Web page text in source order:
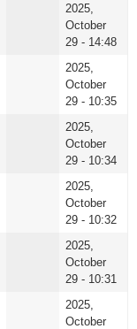
2025,
October
29 - 14:48
2025,
October
29 - 10:35
2025,
October
29 - 10:34
2025,
October
29 - 10:32
2025,
October
29 - 10:31
2025,
October